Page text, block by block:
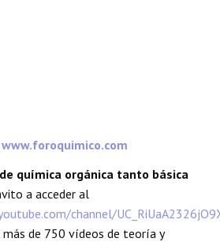
www.foroquimico.com
química orgánica tanto básica
a acceder al
channel/
de 750 vídeos de teoría y